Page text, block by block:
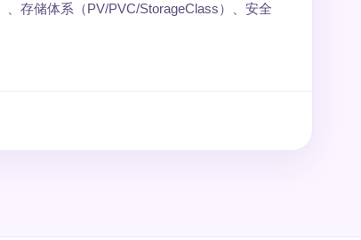
存储体系（PV/PVC/StorageClass）、安全